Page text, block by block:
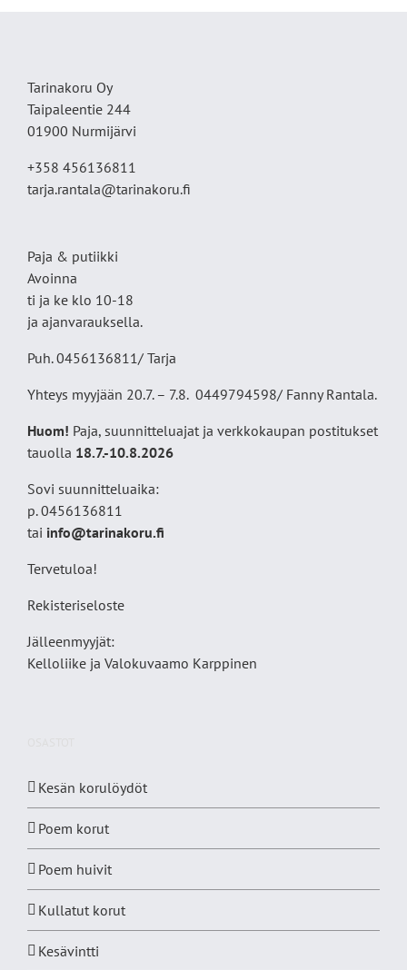
Tarinakoru Oy
Taipaleentie 244
01900 Nurmijärvi
+358 456136811
tarja.rantala@tarinakoru.fi
Paja & putiikki
Avoinna
ti ja ke klo 10-18
ja ajanvarauksella.
Puh. 0456136811/ Tarja
Yhteys myyjään 20.7. – 7.8. 0449794598/ Fanny Rantala.
Huom! Paja, suunnitteluajat ja verkkokaupan postitukset
tauolla 18.7.-10.8.2026
Sovi suunnitteluaika:
p. 0456136811
tai info@tarinakoru.fi
Tervetuloa!
Rekisteriseloste
Jälleenmyyjät:
Kelloliike ja Valokuvaamo Karppinen
Kesän korulöydöt
Poem korut
Poem huivit
Kullatut korut
Kesävintti